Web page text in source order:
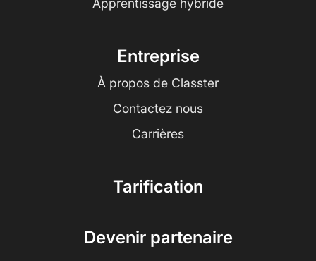
Apprentissage hybride
Entreprise
À propos de Classter
Contactez nous
Carrières
Tarification
Devenir partenaire